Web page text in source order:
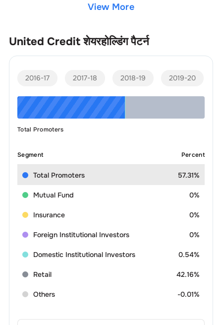
View More
United Credit शेयरहोल्डिंग पैटर्न
2016-17 2017-18 2018-19 2019-20
Total Promoters
Segment Percent
Total Promoters 57.31%
Mutual Fund 0%
Insurance 0%
Foreign Institutional Investors 0%
Domestic Institutional Investors 0.54%
Retail 42.16%
Others -0.01%